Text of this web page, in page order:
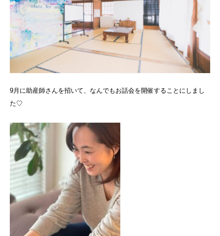
9月に助産師さんを招いて、なんでもお話会を開催することにしまし
た♡